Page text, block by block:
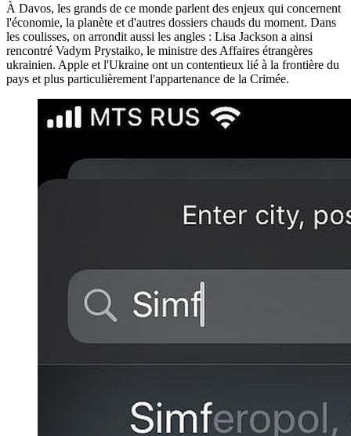
À Davos, les grands de ce monde parlent des enjeux qui concernent
l'économie, la planète et d'autres dossiers chauds du moment. Dans
les coulisses, on arrondit aussi les angles : Lisa Jackson a ainsi
rencontré Vadym Prystaiko, le ministre des Affaires étrangères
ukrainien. Apple et l'Ukraine ont un contentieux lié à la frontière du
pays et plus particulièrement l'appartenance de la Crimée.